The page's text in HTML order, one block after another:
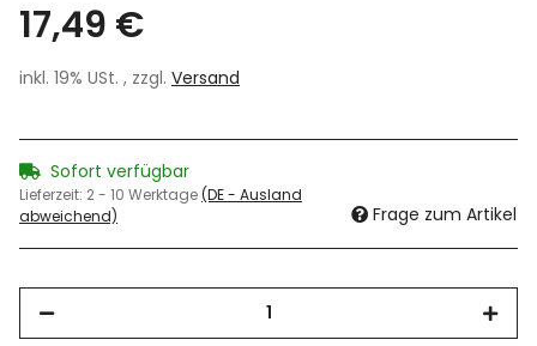
17,49 €
inkl. 19% USt. , zzgl. Versand
Sofort verfügbar
Lieferzeit: 2 - 10 Werktage(DE - Ausland
abweichend)
Frage zum Artikel